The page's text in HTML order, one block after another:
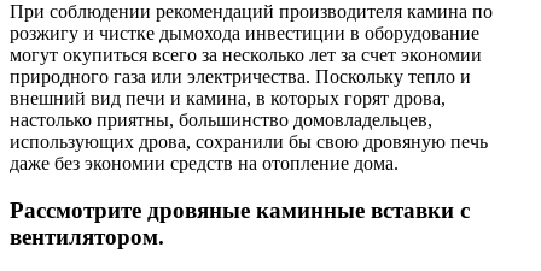
При соблюдении рекомендаций производителя камина по
розжигу и чистке дымохода инвестиции в оборудование
могут окупиться всего за несколько лет за счет экономии
природного газа или электричества. Поскольку тепло и
внешний вид печи и камина, в которых горят дрова,
настолько приятны, большинство домовладельцев,
использующих дрова, сохранили бы свою дровяную печь
даже без экономии средств на отопление дома.
Рассмотрите дровяные каминные вставки с
вентилятором.